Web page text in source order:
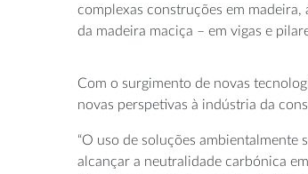
complexas construções em
da madeira maciça – em vigas e
Com o surgimento de novas
novas perspetivas à indústria da
“O uso de soluções ambientalmente
alcançar a neutralidade carbónica